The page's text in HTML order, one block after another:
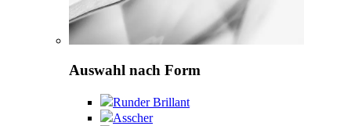
Auswahl nach Form
Runder Brillant
Asscher